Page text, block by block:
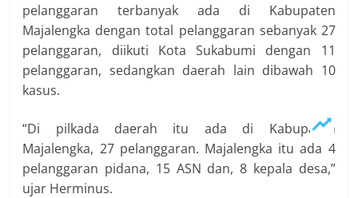
pelanggaran terbanyak ada di Kabupaten
Majalengka dengan total pelanggaran sebanyak 27
pelanggaran, diikuti Kota Sukabumi dengan 11
pelanggaran, sedangkan daerah lain dibawah 10
kasus.
“Di pilkada daerah itu ada di Kabupaten
Majalengka, 27 pelanggaran. Majalengka itu ada 4
pelanggaran pidana, 15 ASN dan, 8 kepala desa,”
ujar Herminus.